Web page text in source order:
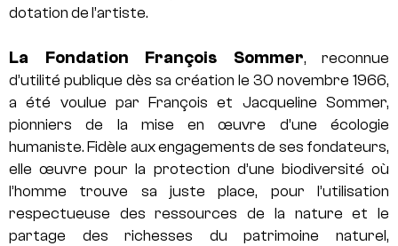
dotation de l’artiste.
La Fondation François Sommer, reconnue
d’utilité publique dès sa création le 30 novembre 1966,
a été voulue par François et Jacqueline Sommer,
pionniers de la mise en œuvre d’une écologie
humaniste. Fidèle aux engagements de ses fondateurs,
elle œuvre pour la protection d’une biodiversité où
l’homme trouve sa juste place, pour l’utilisation
respectueuse des ressources de la nature et le
partage des richesses du patrimoine naturel,